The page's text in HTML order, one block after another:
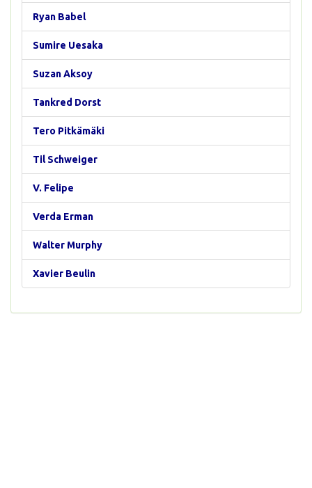
Ryan Babel
Sumire Uesaka
Suzan Aksoy
Tankred Dorst
Tero Pitkämäki
Til Schweiger
V. Felipe
Verda Erman
Walter Murphy
Xavier Beulin